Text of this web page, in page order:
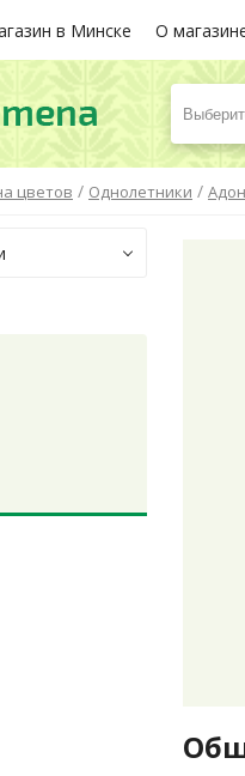
в Минске О
цветов / Однолетники /